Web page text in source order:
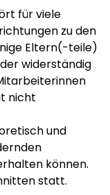
für viele
zu den
Eltern(-teile)
widerständig
nicht
und
können.
statt.